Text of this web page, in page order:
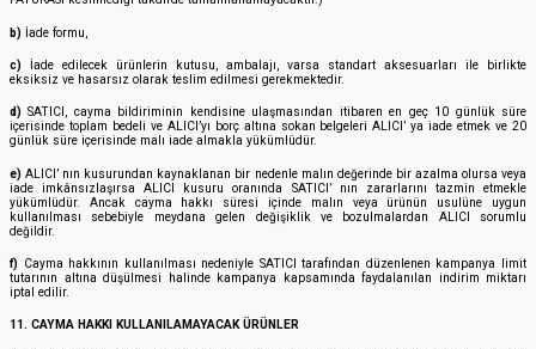
b) İade formu,
c) İade edilecek ürünlerin kutusu, ambalajı, varsa standart aksesuarları ile birlikte
eksiksiz ve hasarsız olarak teslim edilmesi gerekmektedir.
d) SATICI, cayma bildiriminin kendisine ulaşmasından itibaren en geç 10 günlük süre
içerisinde toplam bedeli ve ALICI’yı borç altına sokan belgeleri ALICI’ ya iade etmek ve 20
günlük süre içerisinde malı iade almakla yükümlüdür.
e) ALICI’ nın kusurundan kaynaklanan bir nedenle malın değerinde bir azalma olursa veya
iade imkânsızlaşırsa ALICI kusuru oranında SATICI’ nın zararlarını tazmin etmekle
yükümlüdür. Ancak cayma hakkı süresi içinde malın veya ürünün usulüne uygun
kullanılması sebebiyle meydana gelen değişiklik ve bozulmalardan ALICI sorumlu
değildir.
f) Cayma hakkının kullanılması nedeniyle SATICI tarafından düzenlenen kampanya limit
tutarının altına düşülmesi halinde kampanya kapsamında faydalanılan indirim miktarı
iptal edilir.
11. CAYMA HAKKI KULLANILAMAYACAK ÜRÜNLER